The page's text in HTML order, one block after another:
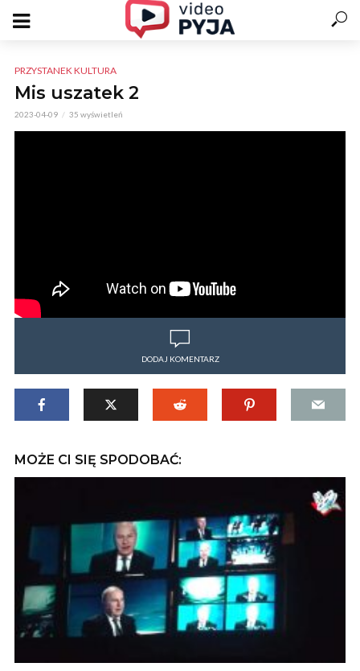
PRZYSTANEK KULTURA
Mis uszatek 2
2023-04-09 35 wyświetleń
DODAJ KOMENTARZ
MOŻE CI SIĘ SPODOBAĆ: